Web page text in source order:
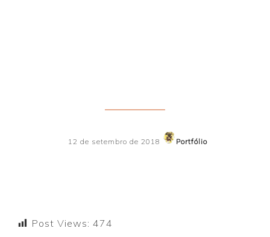
12 de setembro de 2018 Portfólio
Post Views: 474